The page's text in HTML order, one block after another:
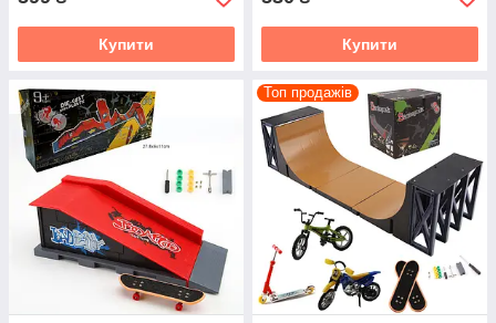
Купити Купити
Топ продажів